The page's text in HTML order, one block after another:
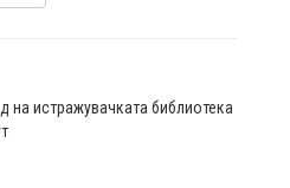
на истражувачката библиотека